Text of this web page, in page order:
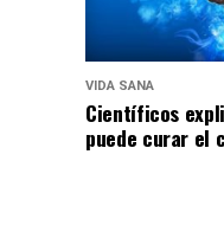
VIDA SANA
Científicos
puede curar el